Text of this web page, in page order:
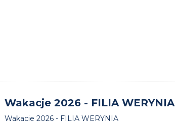
Wakacje 2026 - FILIA WERYNIA
Wakacje 2026 - FILIA WERYNIA